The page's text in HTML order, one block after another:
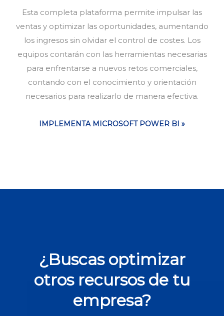
Esta completa plataforma permite impulsar las
ventas y optimizar las oportunidades, aumentando
los ingresos sin olvidar el control de costes. Los
equipos contarán con las herramientas necesarias
para enfrentarse a nuevos retos comerciales,
contando con el conocimiento y orientación
necesarios para realizarlo de manera efectiva.
IMPLEMENTA MICROSOFT POWER BI »
¿Buscas optimizar
otros recursos de tu
empresa?